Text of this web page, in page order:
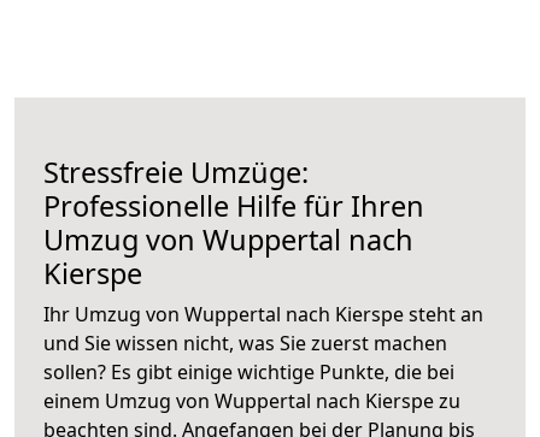
Stressfreie Umzüge:
Professionelle Hilfe für Ihren
Umzug von Wuppertal nach
Kierspe
Ihr Umzug von Wuppertal nach Kierspe steht an
und Sie wissen nicht, was Sie zuerst machen
sollen? Es gibt einige wichtige Punkte, die bei
einem Umzug von Wuppertal nach Kierspe zu
beachten sind. Angefangen bei der Planung bis